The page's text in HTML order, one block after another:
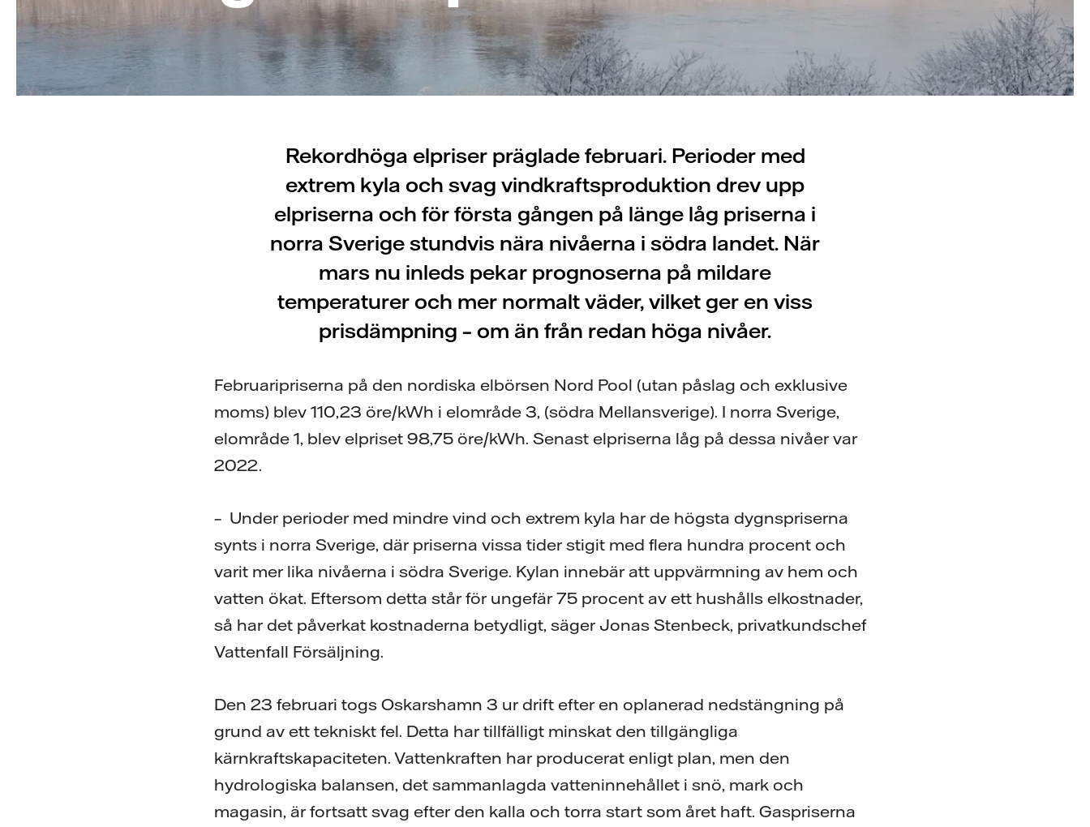
Rekordhöga elpriser präglade februari. Perioder med
extrem kyla och svag vindkraftsproduktion drev upp
elpriserna och för första gången på länge låg priserna i
norra Sverige stundvis nära nivåerna i södra landet. När
mars nu inleds pekar prognoserna på mildare
temperaturer och mer normalt väder, vilket ger en viss
prisdämpning – om än från redan höga nivåer.
Februaripriserna på den nordiska elbörsen Nord Pool (utan påslag och exklusive
moms) blev 110,23 öre/kWh i elområde 3, (södra Mellansverige). I norra Sverige,
elområde 1, blev elpriset 98,75 öre/kWh. Senast elpriserna låg på dessa nivåer var
2022.
– Under perioder med mindre vind och extrem kyla har de högsta dygnspriserna
synts i norra Sverige, där priserna vissa tider stigit med flera hundra procent och
varit mer lika nivåerna i södra Sverige. Kylan innebär att uppvärmning av hem och
vatten ökat. Eftersom detta står för ungefär 75 procent av ett hushålls elkostnader,
så har det påverkat kostnaderna betydligt, säger Jonas Stenbeck, privatkundschef
Vattenfall Försäljning.
Den 23 februari togs Oskarshamn 3 ur drift efter en oplanerad nedstängning på
grund av ett tekniskt fel. Detta har tillfälligt minskat den tillgängliga
kärnkraftskapaciteten. Vattenkraften har producerat enligt plan, men den
hydrologiska balansen, det sammanlagda vatteninnehållet i snö, mark och
magasin, är fortsatt svag efter den kalla och torra start som året haft. Gaspriserna